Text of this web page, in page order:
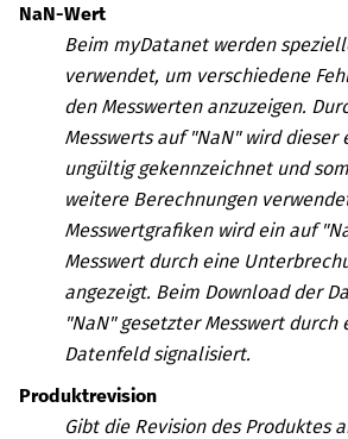
NaN-Wert
Beim myDatanet werden
verwendet, um verschiedene
den Messwerten anzuzeigen.
Messwerts auf "NaN" wird dieser
ungültig gekennzeichnet und
weitere Berechnungen
Messwertgrafiken wird ein auf
Messwert durch eine
angezeigt. Beim Download der
"NaN" gesetzter Messwert durch
Datenfeld signalisiert.
Produktrevision
Gibt die Revision des Produktes